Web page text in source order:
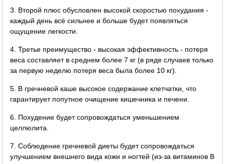
3. Второй плюс обусловлен высокой скоростью похудания -
каждый день всё сильнее и больше будет появляться
ощущение легкости.
4. Третье преимущество - высокая эффективность - потеря
веса составляет в среднем более 7 кг (в ряде случаев только
за первую неделю потеря веса была более 10 кг).
5. В гречневой каше высокое содержание клетчатки, что
гарантирует попутное очищение кишечника и печени.
6. Похудение будет сопровождаться уменьшением
целлюлита.
7. Соблюдение гречневой диеты будет сопровождаться
улучшением внешнего вида кожи и ногтей (из-за витаминов B